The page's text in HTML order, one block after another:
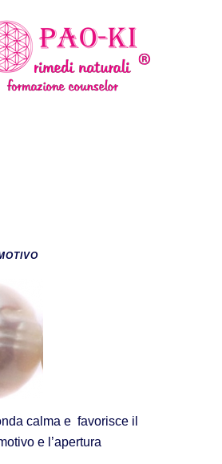
calma e favorisce il
e l’apertura